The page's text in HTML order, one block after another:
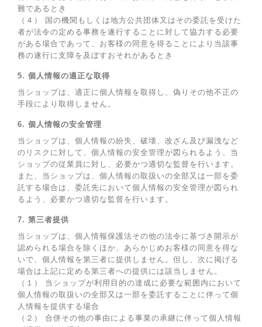
難であるとき
（４） 国の機関もしくは地方公共団体又はその委託を受けた
者が法令の定める事務を遂行することに対して協力する必要
がある場合であって、お客様の同意を得ることにより当該事
務の遂行に支障を及ぼすおそれがあるとき
5. 個人情報の適正な取得
当ショップは、適正に個人情報を取得し、偽りその他不正の
手段により取得しません。
6. 個人情報の安全管理
当ショップは、個人情報の紛失、破壊、改ざん及び漏洩など
のリスクに対して、個人情報の安全管理が図られるよう、当
ショップの従業員に対し、必要かつ適切な監督を行います。
また、当ショップは、個人情報の取扱いの全部又は一部を委
託する場合は、委託先において個人情報の安全管理が図られ
るよう、必要かつ適切な監督を行います。
7. 第三者提供
当ショップは、個人情報保護法その他の法令に基づき開示が
認められる場合を除くほか、あらかじめお客様の同意を得な
いで、個人情報を第三者に提供しません。但し、次に掲げる
場合は上記に定める第三者への提供には該当しません。
（１） 当ショップが利用目的の達成に必要な範囲内において
個人情報の取扱いの全部又は一部を委託することに伴って個
人情報を提供する場合
（２） 合併その他の事由による事業の承継に伴って個人情報